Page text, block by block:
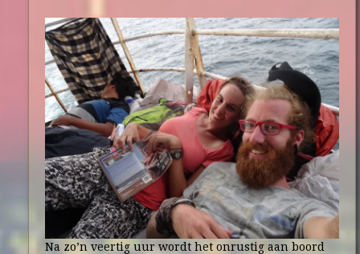
Na zo’n veertig uur wordt het onrustig aan boord